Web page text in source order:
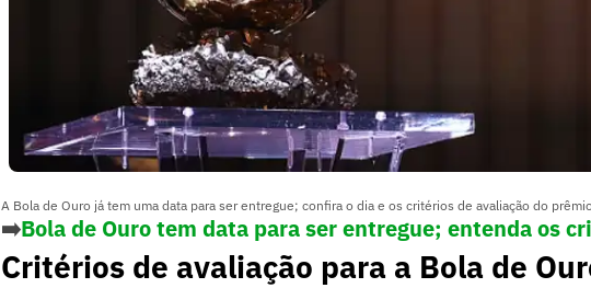
A Bola de Ouro já tem uma data para ser entregue; confira o dia e os critérios de avaliação do
➡️Bola de Ouro tem data para ser entregue; entenda os
Critérios de avaliação para a Bola de